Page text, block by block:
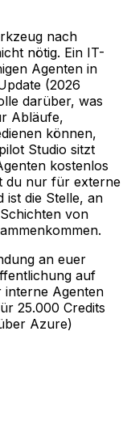
nach
nötig. Ein IT-
Agenten in
(2026
darüber, was
Abläufe,
können,
Studio sitzt
kostenlos
du nur für externe
ist die Stelle, an
von
an euer
auf
Agenten
25.000 Credits
Azure)